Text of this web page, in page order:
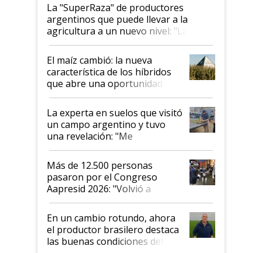
La "SuperRaza" de productores
argentinos que puede llevar a la
agricultura a un nuevo nivel: "Las
posibilidades de crecimiento son
infinitas"
El maíz cambió: la nueva
característica de los híbridos
que abre una oportunidad en
el lote
La experta en suelos que visitó
un campo argentino y tuvo
una revelación: "Me
impresionó mucho"
Más de 12.500 personas
pasaron por el Congreso
Aapresid 2026: "Volvió a
demostrar que hablar del
suelo es hablar de todo el
sistema productivo"
En un cambio rotundo, ahora
el productor brasilero destaca
las buenas condiciones del